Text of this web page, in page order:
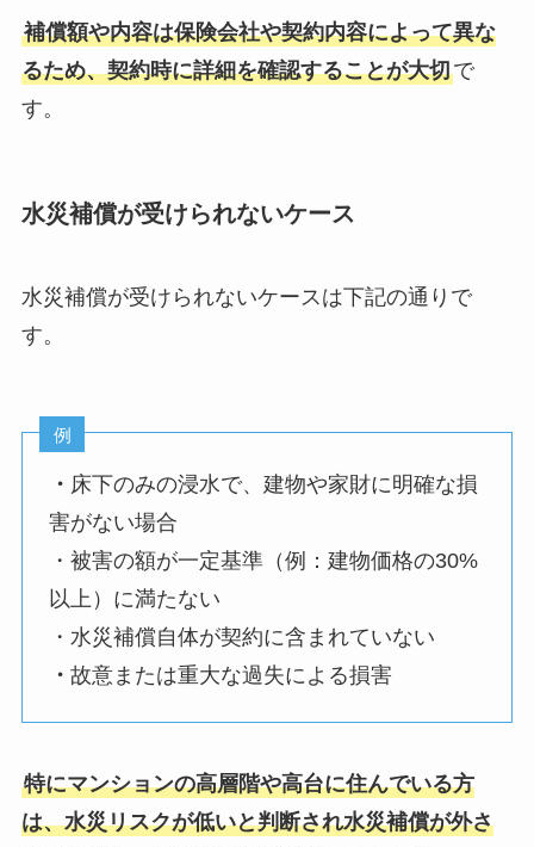
補償額や内容は保険会社や契約内容によって異な
るため、契約時に詳細を確認することが大切で
す。
水災補償が受けられないケース
水災補償が受けられないケースは下記の通りで
す。
例
・ 床下のみの浸水で、建物や家財に明確な損
害がない場合
・被害の額が一定基準（例：建物価格の30%
以上）に満たない
・水災補償自体が契約に含まれていない
・故意または重大な過失による損害
特にマンションの高層階や高台に住んでいる方
は、水災リスクが低いと判断され水災補償が外さ